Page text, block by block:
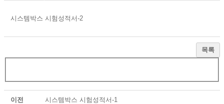
시스템박스 시험성적서-2
목록
이전 시스템박스 시험성적서-1